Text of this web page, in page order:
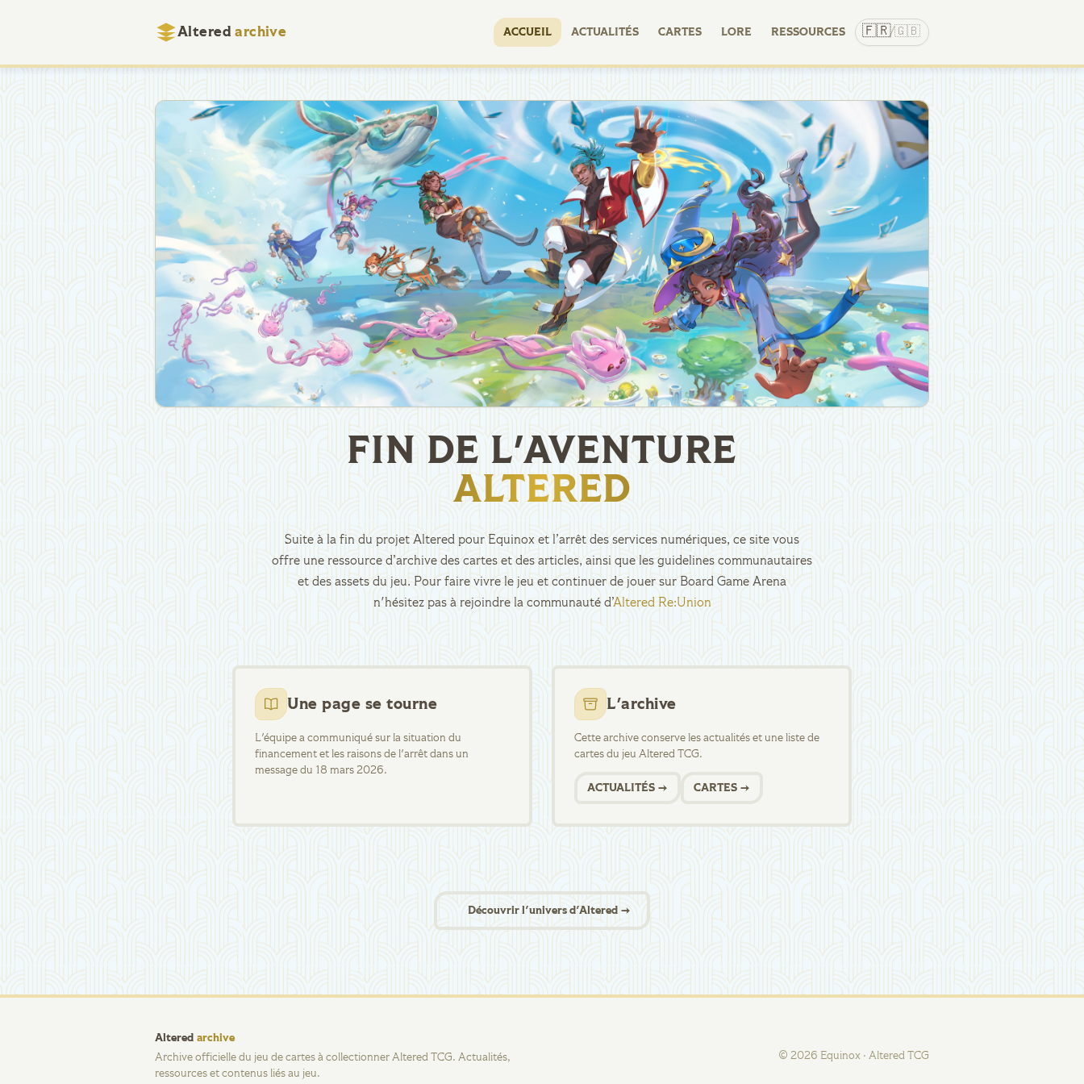
Altered archive ACCUEIL ACTUALITÉS CARTES LORE RESSOURCES 🇫🇷/🇬🇧
FIN DE L'AVENTURE
ALTERED
Suite à la fin du projet Altered pour Equinox et l’arrêt des services numériques, ce site vous
offre une ressource d’archive des cartes et des articles, ainsi que les guidelines communautaires
et des assets du jeu. Pour faire vivre le jeu et continuer de jouer sur Board Game Arena
n'hésitez pas à rejoindre la communauté d’Altered Re:Union
Une page se tourne
L'équipe a communiqué sur la situation du
financement et les raisons de l'arrêt dans un
message du 18 mars 2026.
L'archive
Cette archive conserve les actualités et une liste de
cartes du jeu Altered TCG.
ACTUALITÉS → CARTES →
Découvrir l'univers d'Altered →
Altered archive
Archive officielle du jeu de cartes à collectionner Altered TCG. Actualités,
ressources et contenus liés au jeu.
© 2026 Equinox · Altered TCG